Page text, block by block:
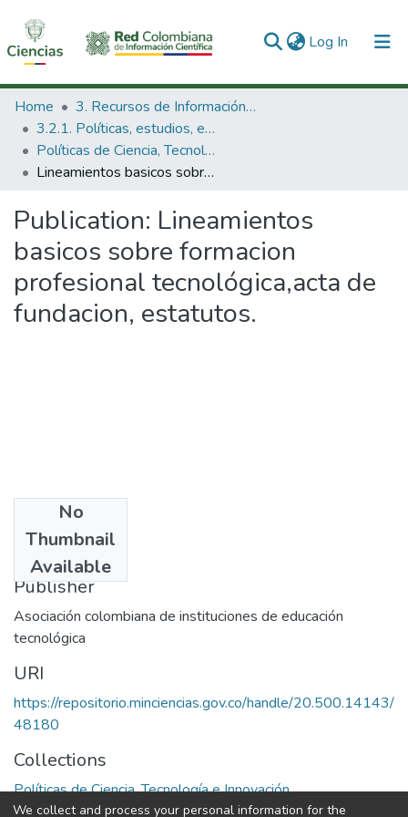
Log In (current)
Communities & Collections
All of DSpace
Statistics
Home
3. Recursos de Información Científica y Tecnológica
3.2.1. Políticas, estudios, evaluaciones e indicadores de CTeI
Políticas de Ciencia, Tecnología e Innovación
Lineamientos basicos sobre formacion profesional tecnológica,acta de fundacion, estatutos.
Publication: Lineamientos
basicos sobre formacion
profesional tecnológica,acta de
fundacion, estatutos.
No
Thumbnail
Available
1972
Publisher
Asociación colombiana de instituciones de educación
tecnológica
URI
https://repositorio.minciencias.gov.co/handle/20.500.14143/
48180
Collections
Políticas de Ciencia, Tecnología e Innovación
We collect and process your personal information for the